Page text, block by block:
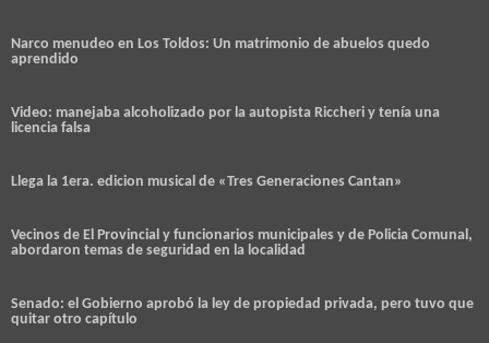
Narco menudeo en Los Toldos: Un matrimonio de abuelos quedo
aprendido
Video: manejaba alcoholizado por la autopista Riccheri y tenía una
licencia falsa
Llega la 1era. edicion musical de «Tres Generaciones Cantan»
Vecinos de El Provincial y funcionarios municipales y de Policia Comunal,
abordaron temas de seguridad en la localidad
Senado: el Gobierno aprobó la ley de propiedad privada, pero tuvo que
quitar otro capítulo